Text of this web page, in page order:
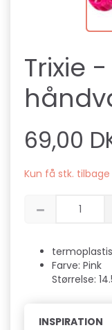
Trixie
69,00
Kun få stk. tilbage
Farve: Pink
Størrelse:
INSPIRATION